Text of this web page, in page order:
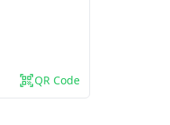
QR Code